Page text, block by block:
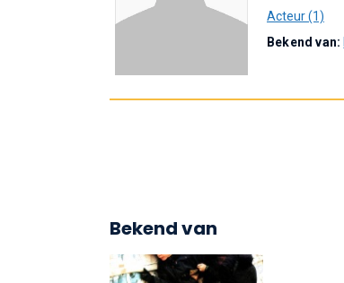
Acteur (1)
Bekend van:
Bekend van